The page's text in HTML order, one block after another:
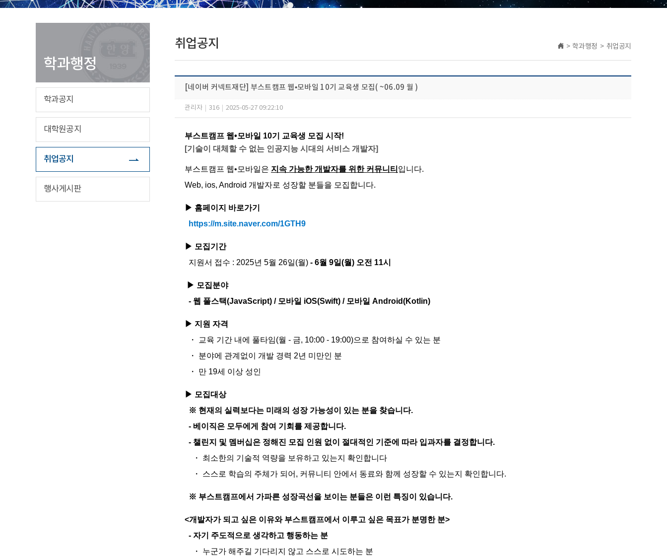
학과행정
학과공지
대학원공지
취업공지
행사게시판
취업공지 > 학과행정 > 취업공지
[네이버 커넥트재단] 부스트캠프 웹•모바일 10기 교육생 모집( ~06.09 월 )
관리자 316 2025-05-27 09:22:10
부스트캠프 웹•모바일 10기 교육생 모집 시작!
[기술이 대체할 수 없는 인공지능 시대의 서비스 개발자]
부스트캠프 웹•모바일은 지속 가능한 개발자를 위한 커뮤니티 입니다.
Web, ios, Android 개발자로 성장할 분들을 모집합니다.
▶ 홈페이지 바로가기
https://m.site.naver.com/1GTH9
▶ 모집기간
지원서 접수 : 2025년 5월 26일(월) - 6월 9일(월) 오전 11시
▶ 모집분야
- 웹 풀스택(JavaScript) / 모바일 iOS(Swift) / 모바일 Android(Kotlin)
▶ 지원 자격
・ 교육 기간 내에 풀타임(월 - 금, 10:00 - 19:00)으로 참여하실 수 있는 분
・ 분야에 관계없이 개발 경력 2년 미만인 분
・ 만 19세 이상 성인
▶ 모집대상
※ 현재의 실력보다는 미래의 성장 가능성이 있는 분을 찾습니다.
- 베이직은 모두에게 참여 기회를 제공합니다.
- 챌린지 및 멤버십은 정해진 모집 인원 없이 절대적인 기준에 따라 입과자를 결정합니다.
・ 최소한의 기술적 역량을 보유하고 있는지 확인합니다
・ 스스로 학습의 주체가 되어, 커뮤니티 안에서 동료와 함께 성장할 수 있는지 확인합니다.
※ 부스트캠프에서 가파른 성장곡선을 보이는 분들은 이런 특징이 있습니다.
<개발자가 되고 싶은 이유와 부스트캠프에서 이루고 싶은 목표가 분명한 분>
- 자기 주도적으로 생각하고 행동하는 분
・ 누군가 해주길 기다리지 않고 스스로 시도하는 분